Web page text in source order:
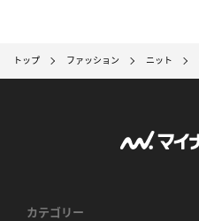
トップ ファッション ニット
カテゴリー